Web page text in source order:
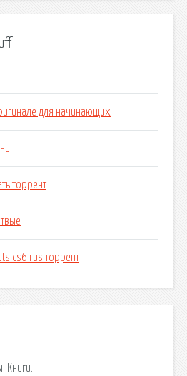
для начинающих
торрент
cs6 rus торрент